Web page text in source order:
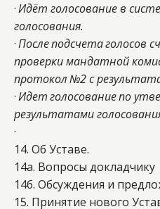
· Идёт голосование в
голосования.
· Послеподсчетаголосов
проверки мандатной
протокол№2 с
· Идетголосованиепо
результатами
·
14. Об Уставе.
14а. Вопросы докладчику
14б. Обсуждения и
15. Принятие нового